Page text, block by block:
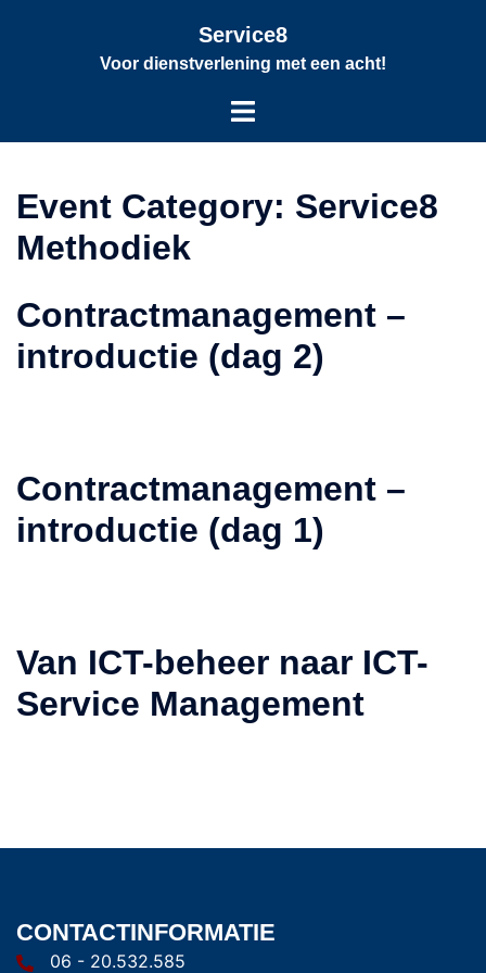
Service8
Voor dienstverlening met een acht!
Event Category: Service8
Methodiek
Contractmanagement –
introductie (dag 2)
Contractmanagement –
introductie (dag 1)
Van ICT-beheer naar ICT-
Service Management
CONTACTINFORMATIE
06 - 20.532.585